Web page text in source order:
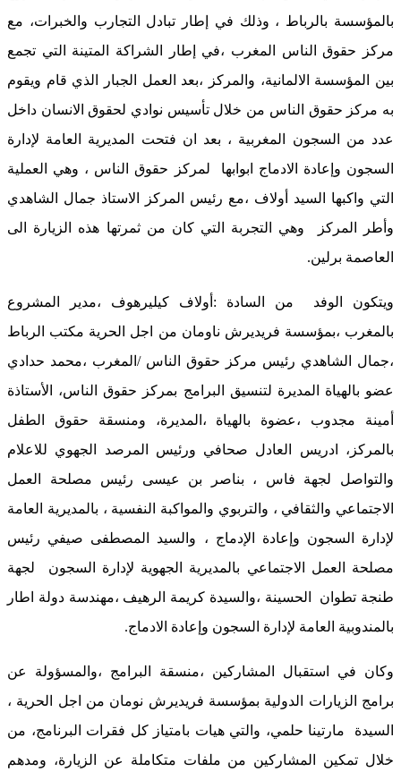
بالمؤسسة بالرباط ، وذلك في إطار تبادل التجارب والخبرات، مع
مركز حقوق الناس المغرب ،في إطار الشراكة المتينة التي تجمع
بين المؤسسة الالمانية، والمركز ،بعد العمل الجبار الذي قام ويقوم
به مركز حقوق الناس من خلال تأسيس نوادي لحقوق الانسان داخل
عدد من السجون المغربية ، بعد ان فتحت المديرية العامة لإدارة
السجون وإعادة الادماج ابوابها لمركز حقوق الناس ، وهي العملية
التي واكبها السيد أولاف ،مع رئيس المركز الاستاذ جمال الشاهدي
وأطر المركز وهي التجربة التي كان من ثمرتها هذه الزيارة الى
العاصمة برلين.
ويتكون الوفد من السادة :أولاف كيليرهوف ،مدير المشروع
بالمغرب ،بمؤسسة فريديرش ناومان من اجل الحرية مكتب الرباط
،جمال الشاهدي رئيس مركز حقوق الناس /المغرب ،محمد حدادي
عضو بالهياة المديرة لتنسيق البرامج بمركز حقوق الناس، الأستاذة
أمينة مجدوب ،عضوة بالهياة ،المديرة، ومنسقة حقوق الطفل
بالمركز، ادريس العادل صحافي ورئيس المرصد الجهوي للاعلام
والتواصل لجهة فاس ، بناصر بن عيسى رئيس مصلحة العمل
الاجتماعي والثقافي ، والتربوي والمواكبة النفسية ، بالمديرية العامة
لإدارة السجون وإعادة الإدماج ، والسيد المصطفى صيفي رئيس
مصلحة العمل الاجتماعي بالمديرية الجهوية لإدارة السجون لجهة
طنجة تطوان الحسينة ،والسيدة كريمة الرهيف ،مهندسة دولة اطار
بالمندوبية العامة لإدارة السجون وإعادة الادماج.
وكان في استقبال المشاركين ،منسقة البرامج ،والمسؤولة عن
برامج الزيارات الدولية بمؤسسة فريديرش نومان من اجل الحرية ،
السيدة مارتينا حلمي، والتي هيات بامتياز كل فقرات البرنامج، من
خلال تمكين المشاركين من ملفات متكاملة عن الزيارة، ومدهم